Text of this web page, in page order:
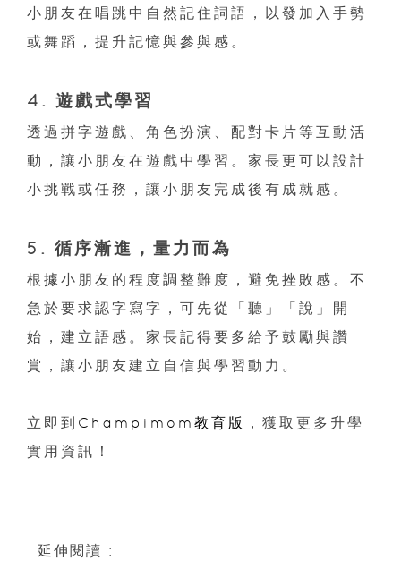
小朋友在唱跳中自然記住詞語，以發加入手勢
或舞蹈，提升記憶與參與感。
4. 遊戲式學習
透過拼字遊戲、角色扮演、配對卡片等互動活
動，讓小朋友在遊戲中學習。家長更可以設計
小挑戰或任務，讓小朋友完成後有成就感。
5. 循序漸進，量力而為
根據小朋友的程度調整難度，避免挫敗感。不
急於要求認字寫字，可先從「聽」「說」開
始，建立語感。家長記得要多給予鼓勵與讚
賞，讓小朋友建立自信與學習動力。
立即到 Champimom教育版
，獲取更多升學
實用資訊！
延伸閱讀 :